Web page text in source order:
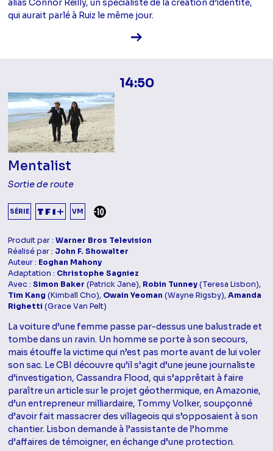
alias Connor Reilly, un spécialiste de la création d’identité,
qui aurait parlé à Ruiz le même jour.
Voir la fiche diffusion
14:50
Mentalist
Sortie de route
SÉRIE VM
Produit par :Warner Bros Television
Réalisé par : John F. Showalter
Auteur : Eoghan Mahony
Adaptation : Christophe Sagniez
Avec :Simon Baker (Patrick Jane), Robin Tunney(Teresa Lisbon),
Tim Kang (Kimball Cho), Owain Yeoman (Wayne Rigsby),Amanda
Righetti (Grace Van Pelt)
La voiture d’une femme passe par-dessus une balustrade et
tombe dans un ravin. Un homme se porte à son secours,
mais étouffe la victime qui n’est pas morte avant de lui voler
son sac. Le CBI découvre qu’il s’agit d’une jeune journaliste
d’investigation, Cassandra Flood, qui s’apprêtait à faire
paraître un article sur le projet géothermique, en Amazonie,
d’un entrepreneur milliardaire, Tommy Volker, soupçonné
d’avoir fait massacrer des villageois qui s’opposaient à son
chantier. Lisbon demande à l’assistante de l’homme
d’affaires de témoigner, en échange d’une protection.